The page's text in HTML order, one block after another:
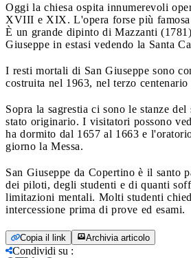
Oggi la chiesa ospita innumerevoli
XVIII e XIX. L'opera forse più famosa
È un grande dipinto di Mazzanti
Giuseppe in estasi vedendo la Santa
I resti mortali di San Giuseppe sono
costruita nel 1963, nel terzo
Sopra la sagrestia ci sono le stanze
stato originario. I visitatori possono
ha dormito dal 1657 al 1663 e
giorno la Messa.
San Giuseppe da Copertino è il santo
dei piloti, degli studenti e di quanti
limitazioni mentali. Molti studenti
intercessione prima di prove ed esami.
Copia il link Archivia articolo
Condividi su :